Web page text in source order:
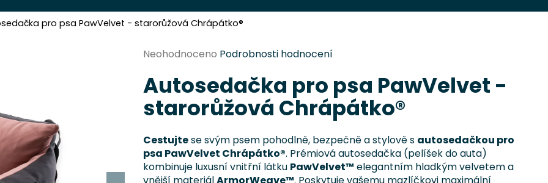
pro psa PawVelvet - starorůžová Chrápátko®
Průměrné
produktu
je
0,0
5
hvězdiček.
Neohodnoceno Podrobnosti hodnocení
Autosedačka pro psa PawVelvet -
starorůžová Chrápátko®
Cestujtese svým psem pohodlně, bezpečně a stylově s autosedačkou pro
psa PawVelvet Chrápátko®. Prémiová autosedačka (pelíšek do auta)
kombinuje luxusní vnitřní látku PawVelvet™ elegantním hladkým velvetem a